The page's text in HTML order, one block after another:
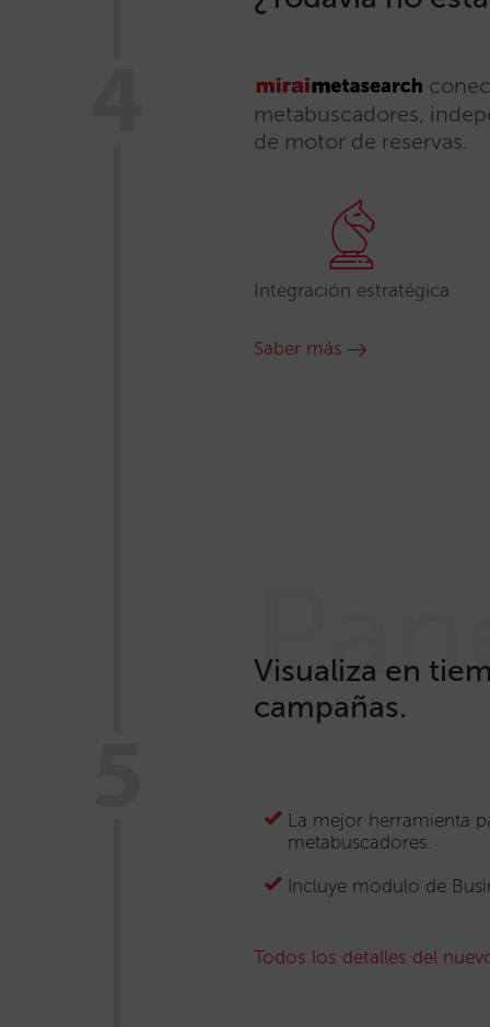
metabuscadores,
de motor de reservas.
Integración estratégica
Saber más
Visualiza en
campañas.
La mejor herramienta
metabuscadores.
Incluye modulo de
Todos los detalles del